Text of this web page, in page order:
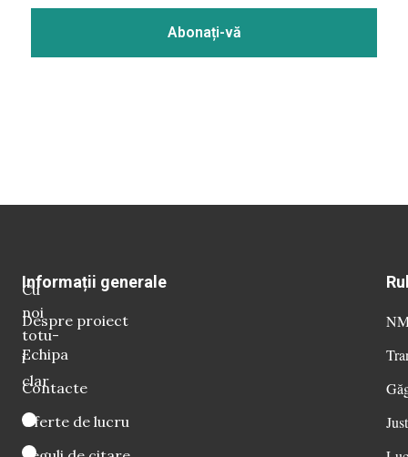
Cu
noi
totu-
i
clar
Informații generale
Despre proiect
Echipa
Contacte
Oferte de lucru